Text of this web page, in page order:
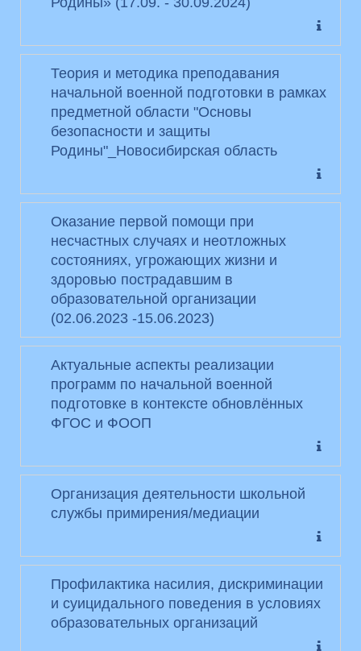
Теория и методика преподавания
начальной военной подготовки в рамках
предметной области "Основы
безопасности и защиты
Родины"_Новосибирская область
Оказание первой помощи при
несчастных случаях и неотложных
состояниях, угрожающих жизни и
здоровью пострадавшим в
образовательной организации
(02.06.2023 -15.06.2023)
Актуальные аспекты реализации
программ по начальной военной
подготовке в контексте обновлённых
ФГОС и ФООП
Организация деятельности школьной
службы примирения/медиации
Профилактика насилия, дискриминации
и суицидального поведения в условиях
образовательных организаций